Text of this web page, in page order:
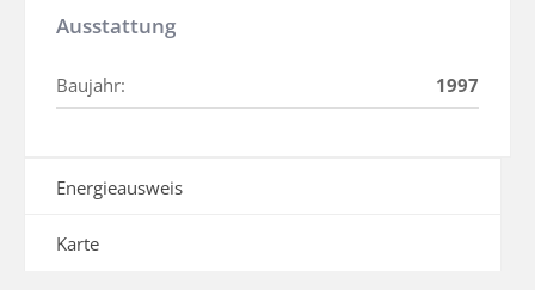
Ausstattung
Baujahr: 1997
Energieausweis
Karte